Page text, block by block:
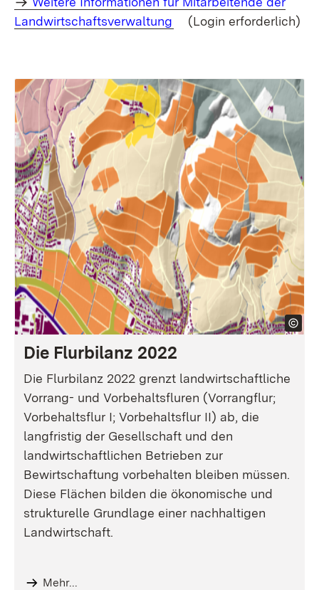
Landwirtschaftsverwaltung
(Login erforderlich)
Die Flurbilanz 2022
Die Flurbilanz 2022 grenzt landwirtschaftliche
Vorrang- und Vorbehaltsfluren (Vorrangflur;
Vorbehaltsflur I; Vorbehaltsflur II) ab, die
langfristig der Gesellschaft und den
landwirtschaftlichen Betrieben zur
Bewirtschaftung vorbehalten bleiben müssen.
Diese Flächen bilden die ökonomische und
strukturelle Grundlage einer nachhaltigen
Landwirtschaft.
Mehr...